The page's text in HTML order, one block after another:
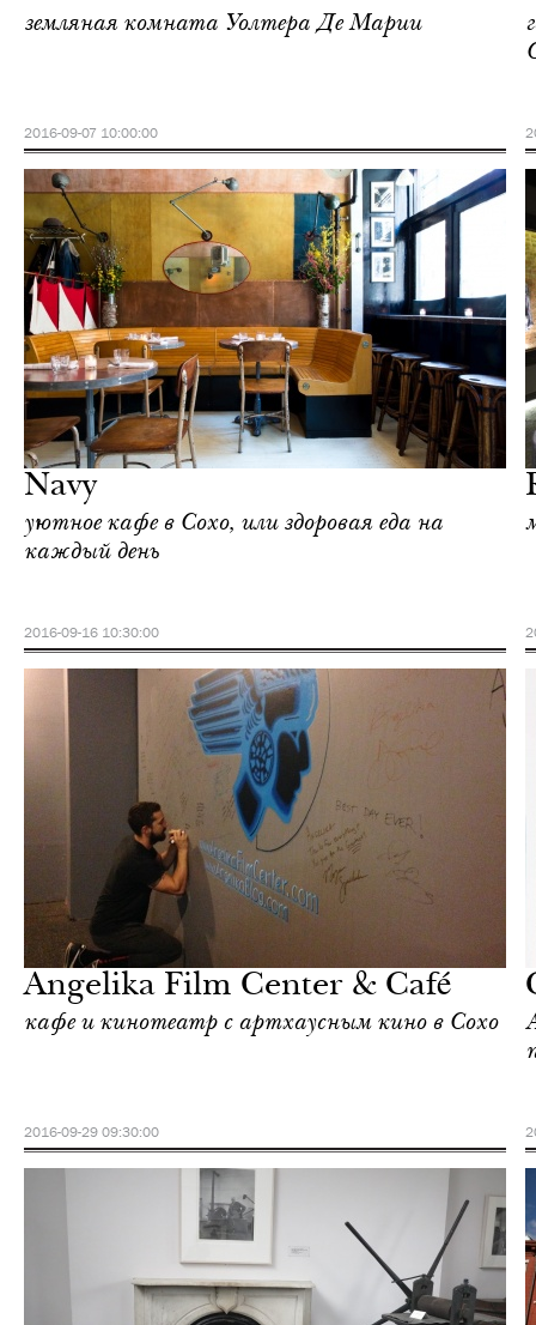
земляная комната Уолтера Де Марии
2016-09-07 10:00:00
Navy
уютное кафе в Сохо, или здоровая еда на
каждый день
2016-09-16 10:30:00
Йорк
Angelika Film Center & Café
кафе и кинотеатр с артхаусным кино в Сохо
2016-09-29 09:30:00
Йорк